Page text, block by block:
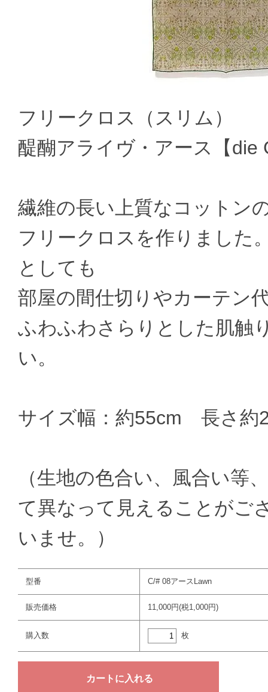
フリークロス（スリム）
醍醐アライヴ・アース【die
繊維の長い上質なコットン
フリークロスを作りました
としても
部屋の間仕切りやカーテン
ふわふわさらりとした肌触
い。
サイズ幅：約55cm 長さ約
（生地の色合い、風合い等
て異なって見えることがご
いませ。）
型番 C/# 08アースLawn
販売価格 11,000円(税1,000円)
購入数 枚